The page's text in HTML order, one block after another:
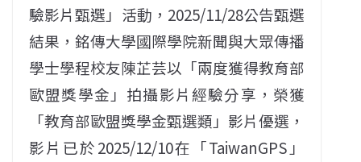
驗影片甄選」活動，2025/11/28公告甄選
結果，銘傳大學國際學院新聞與大眾傳播
學士學程校友陳芷芸以「兩度獲得教育部
歐盟獎學金」拍攝影片經驗分享，榮獲
「教育部歐盟獎學金甄選類」影片優選，
影片已於2025/12/10在「TaiwanGPS」